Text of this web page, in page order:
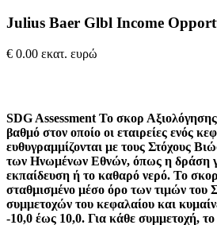
Julius Baer Glbl Income
€ 0.00 εκατ. ευρώ
SDG Assessment Το σκορ
βαθμό στον οποίο οι εταιρείες ενός
ευθυγραμμίζονται με τους Στόχους
των Ηνωμένων Εθνών, όπως η δράση
εκπαίδευση ή το καθαρό νερό. Το σκορ
σταθμισμένο μέσο όρο των τιμών
συμμετοχών του κεφαλαίου και
-10,0 έως 10,0. Για κάθε συμμετοχή,